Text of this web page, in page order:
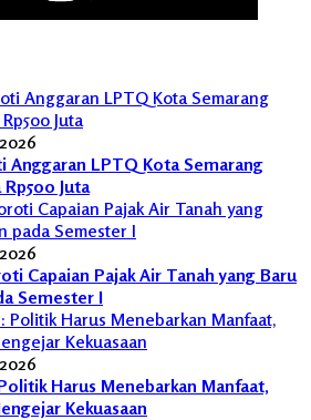
Anggaran LPTQ Kota Semarang
Juta
Capaian Pajak Air Tanah yang Baru
Semester I
Harus Menebarkan Manfaat,
Kekuasaan